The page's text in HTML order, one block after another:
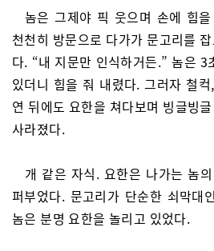
놈은 그제야 픽 웃으며 손에 힘
천천히 방문으로 다가가 문고리를
다. “내 지문만 인식하거든.” 놈은
있더니 힘을 줘 내렸다. 그러자 철
연 뒤에도 요한을 쳐다보며 빙글빙
사라졌다.
개 같은 자식. 요한은 나가는 놈
퍼부었다. 문고리가 단순한 쇠막대
놈은 분명 요한을 놀리고 있었다.